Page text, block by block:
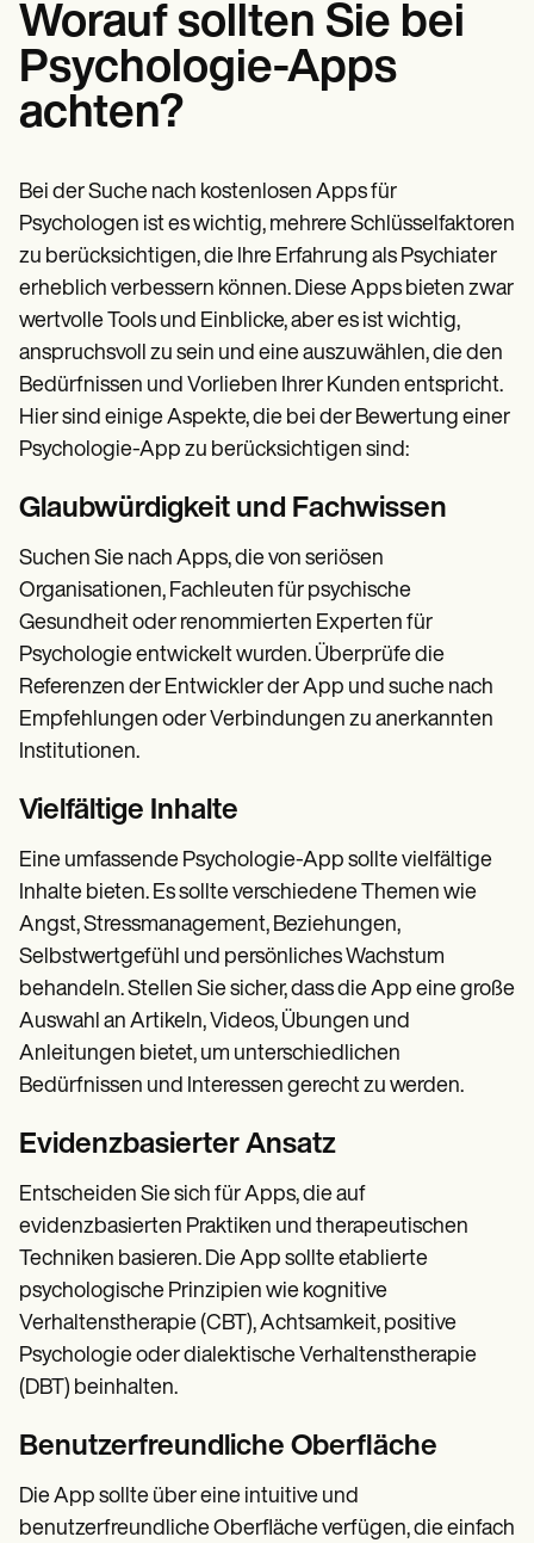
Worauf sollten Sie bei
Psychologie-Apps
achten?
Bei der Suche nach kostenlosen Apps für
Psychologen ist es wichtig, mehrere Schlüsselfaktoren
zu berücksichtigen, die Ihre Erfahrung als Psychiater
erheblich verbessern können. Diese Apps bieten zwar
wertvolle Tools und Einblicke, aber es ist wichtig,
anspruchsvoll zu sein und eine auszuwählen, die den
Bedürfnissen und Vorlieben Ihrer Kunden entspricht.
Hier sind einige Aspekte, die bei der Bewertung einer
Psychologie-App zu berücksichtigen sind:
Glaubwürdigkeit und Fachwissen
Suchen Sie nach Apps, die von seriösen
Organisationen, Fachleuten für psychische
Gesundheit oder renommierten Experten für
Psychologie entwickelt wurden. Überprüfe die
Referenzen der Entwickler der App und suche nach
Empfehlungen oder Verbindungen zu anerkannten
Institutionen.
Vielfältige Inhalte
Eine umfassende Psychologie-App sollte vielfältige
Inhalte bieten. Es sollte verschiedene Themen wie
Angst, Stressmanagement, Beziehungen,
Selbstwertgefühl und persönliches Wachstum
behandeln. Stellen Sie sicher, dass die App eine große
Auswahl an Artikeln, Videos, Übungen und
Anleitungen bietet, um unterschiedlichen
Bedürfnissen und Interessen gerecht zu werden.
Evidenzbasierter Ansatz
Entscheiden Sie sich für Apps, die auf
evidenzbasierten Praktiken und therapeutischen
Techniken basieren. Die App sollte etablierte
psychologische Prinzipien wie kognitive
Verhaltenstherapie (CBT), Achtsamkeit, positive
Psychologie oder dialektische Verhaltenstherapie
(DBT) beinhalten.
Benutzerfreundliche Oberfläche
Die App sollte über eine intuitive und
benutzerfreundliche Oberfläche verfügen, die einfach